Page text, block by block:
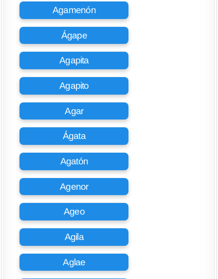
Agamenón
Ágape
Agapita
Agapito
Agar
Ágata
Agatón
Agenor
Ageo
Agila
Aglae